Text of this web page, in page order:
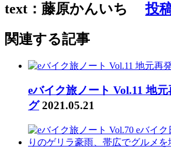
text：藤原かんいち投
関連する記事
eバイク旅ノート Vol.11 地
グ 2021.05.21